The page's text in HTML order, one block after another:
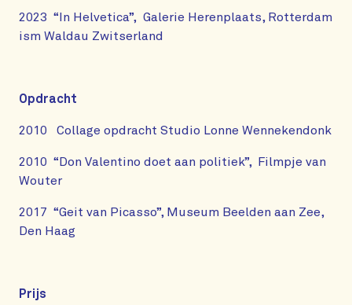
2023 “In Helvetica”, Galerie Herenplaats, Rotterdam
ism Waldau Zwitserland
Opdracht
2010 Collage opdracht Studio Lonne Wennekendonk
2010 “Don Valentino doet aan politiek”, Filmpje van
Wouter
2017 “Geit van Picasso”, Museum Beelden aan Zee,
Den Haag
Prijs